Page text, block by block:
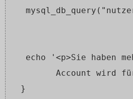
sperre =
WHERE
echo '<p>Sie haben
Account wird für
}